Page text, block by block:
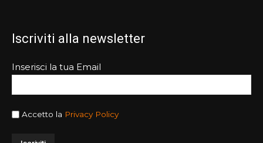
Iscriviti alla newsletter
Inserisci la tua Email
Accetto la Privacy Policy